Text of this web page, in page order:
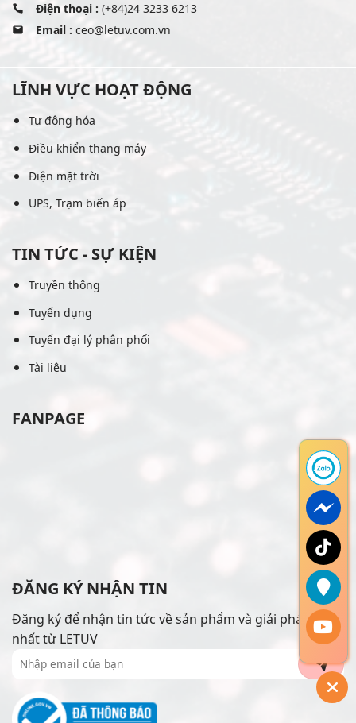
Điện thoại : (+84)24 3233 6213
Email : ceo@letuv.com.vn
LĨNH VỰC HOẠT ĐỘNG
Tự động hóa
Điều khiển thang máy
Điện mặt trời
UPS, Trạm biến áp
TIN TỨC - SỰ KIỆN
Truyền thông
Tuyển dụng
Tuyển đại lý phân phối
Tài liệu
FANPAGE
ĐĂNG KÝ NHẬN TIN
Đăng ký để nhận tin tức về sản phẩm và giải pháp mới
nhất từ LETUV